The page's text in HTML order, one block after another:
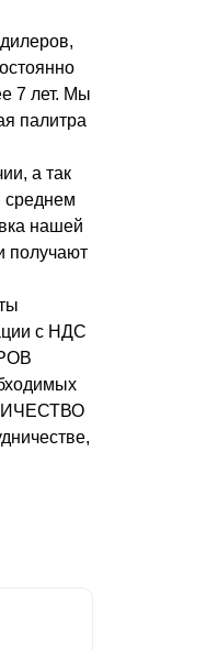
7 лет. Мы
палитра
а так
среднем
нашей
получают
с НДС